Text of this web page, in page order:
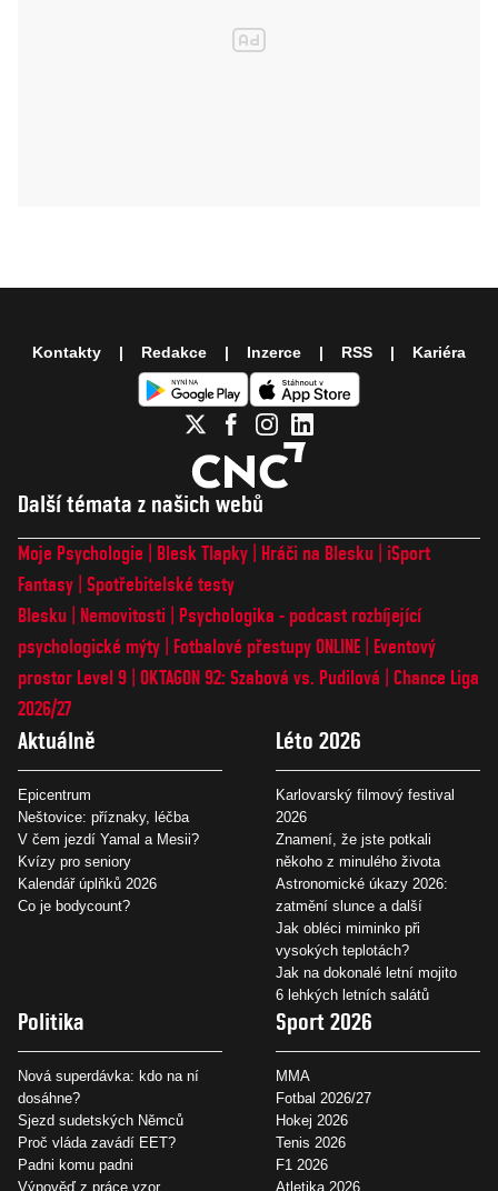
Další témata z našich webů
Moje Psychologie Blesk Tlapky Hráči na Blesku
iSport
Fantasy Spotřebitelské testy
Blesku
Nemovitosti
Psychologika - podcast rozbíjející
psychologické mýty
Fotbalové přestupy ONLINE
Eventový
prostor Level 9 OKTAGON 92: Szabová vs. Pudilová
Chance Liga
2026/27
Aktuálně
Epicentrum
Neštovice: příznaky, léčba
V čem jezdí Yamal a Mesii?
Kvízy pro seniory
Kalendář úplňků 2026
Co je bodycount?
Léto 2026
Karlovarský filmový festival
2026
Znamení, že jste potkali
někoho z minulého života
Astronomické úkazy 2026:
zatmění slunce a další
Jak obléci miminko při
vysokých teplotách?
Jak na dokonalé letní mojito
6 lehkých letních salátů
Politika
Nová superdávka: kdo na ní
dosáhne?
Sjezd sudetských Němců
Proč vláda zavádí EET?
Padni komu padni
Výpověď z práce vzor
Sport 2026
MMA
Fotbal 2026/27
Hokej 2026
Tenis 2026
F1 2026
Atletika 2026
Kontakty Redakce Inzerce RSS Kariéra